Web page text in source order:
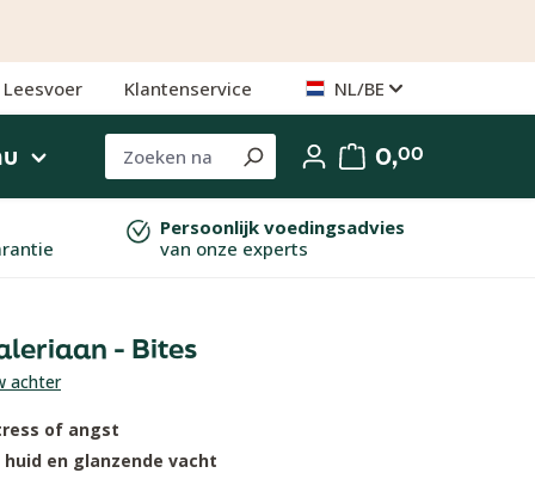
Leesvoer Klantenservice NL/BE
0,00
Persoonlijk voedingsadvies
van onze experts
- Bites
achter
of angst
huid en glanzende vacht